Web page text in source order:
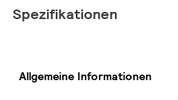
Spezifikationen
Allgemeine Informationen